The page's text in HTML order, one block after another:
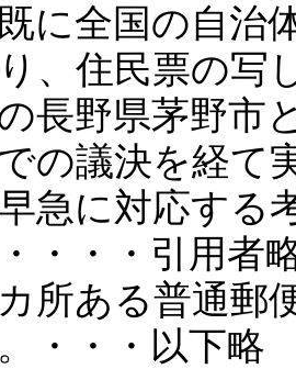
に全国の自治
、住民票の写
長野県茅野市
の議決を経て
急に対応する
・・・引用者
所ある普通郵
・・・以下略